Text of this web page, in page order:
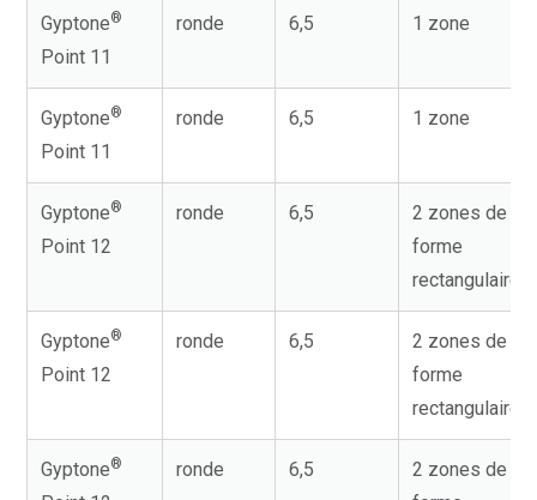
Gyptone®
Point 11
ronde 6,5 1 zone
Gyptone®
Point 11
ronde 6,5 1 zone
Gyptone®
Point 12
ronde 6,5
2 zones de
forme
rectangulaire
Gyptone®
Point 12
ronde 6,5
2 zones de
forme
rectangulaire
Gyptone® ronde 6,5
2 zones de